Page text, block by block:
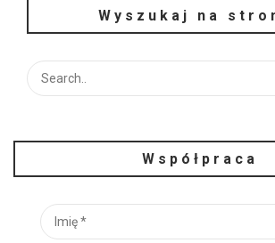
Wyszukaj na
Współpraca